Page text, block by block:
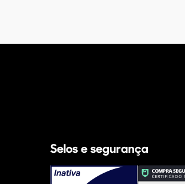
Selos e segurança